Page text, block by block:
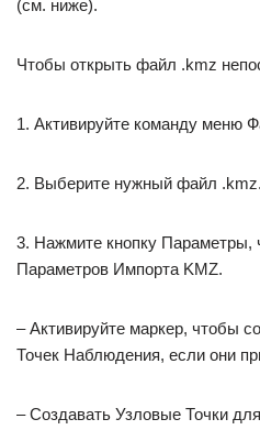
(см. ниже).
Чтобы открыть файл .kmz
1. Активируйте команду меню
2. Выберите нужный файл .kmz.
3. Нажмите кнопку Параметры,
Параметров Импорта KMZ.
– Активируйте маркер, чтобы
Точек Наблюдения, если они
– Создавать Узловые Точки